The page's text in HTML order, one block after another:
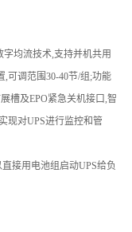
均流技术,支持并机共用
,可调范围30-40节/组;功能
槽及EPO紧急关机接口,智
现对UPS进行监控和管
接用电池组启动UPS给负